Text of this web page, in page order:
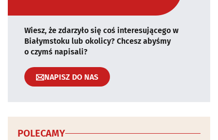
Wiesz, że zdarzyło się coś interesującego w
Białymstoku lub okolicy? Chcesz abyśmy
o czymś napisali?
NAPISZ DO NAS
POLECAMY